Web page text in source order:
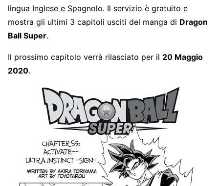
lingua Inglese e Spagnolo. Il servizio è gratuito e
mostra gli ultimi 3 capitoli usciti del manga di Dragon
Ball Super.
Il prossimo capitolo verrà rilasciato per il 20 Maggio
2020.